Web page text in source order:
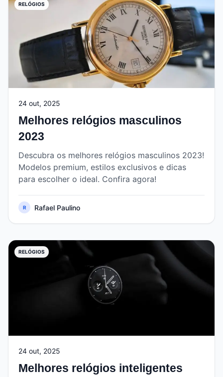
RELÓGIOS
24 out, 2025
Melhores relógios masculinos
2023
Descubra os melhores relógios masculinos 2023!
Modelos premium, estilos exclusivos e dicas
para escolher o ideal. Confira agora!
R Rafael Paulino
RELÓGIOS
24 out, 2025
Melhores relógios inteligentes